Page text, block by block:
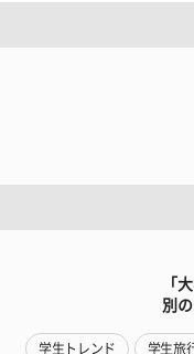
「
別
学生トレンド 学生旅